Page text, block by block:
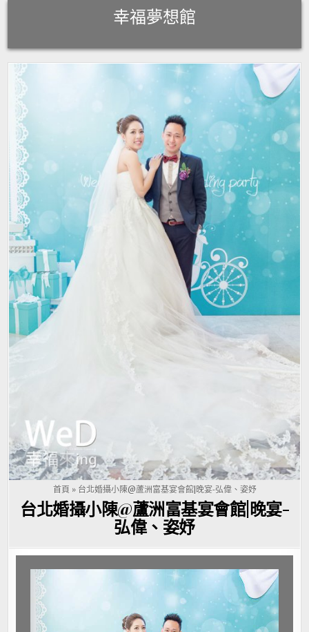
幸福夢想館
首頁 » 台北婚攝小陳@蘆洲富基宴會館|晚宴-弘偉、姿妤
台北婚攝小陳@蘆洲富基宴會館|晚宴-
弘偉、姿妤